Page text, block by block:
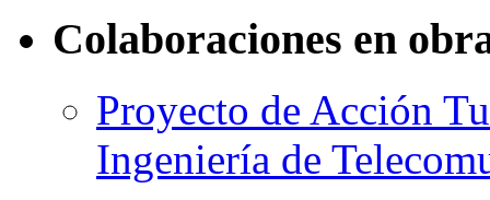
Colaboraciones en
Proyecto de Acción
Ingeniería de